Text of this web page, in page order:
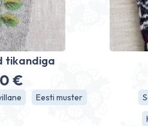
tikandiga
€
Eesti muster